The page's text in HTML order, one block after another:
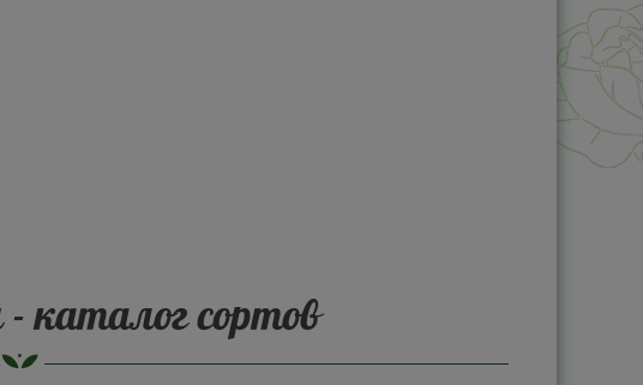
каталог сортов